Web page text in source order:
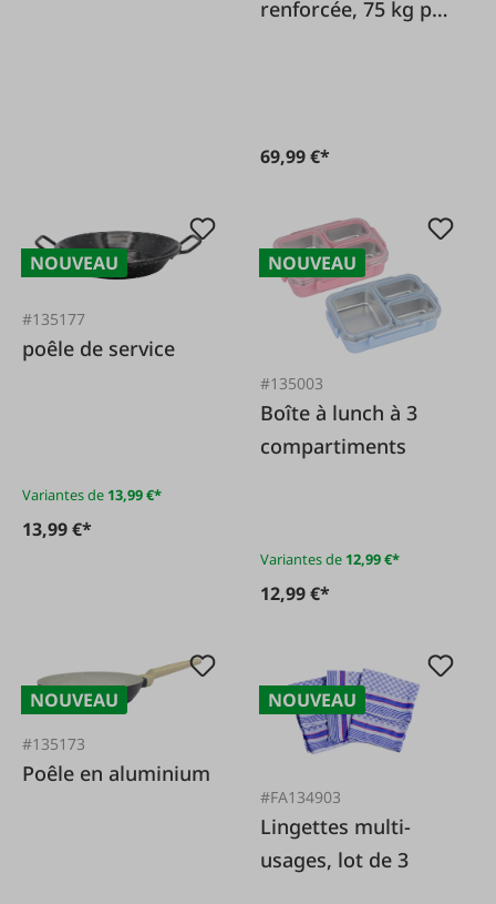
renforcée, 75 kg par
69,99 €*
NOUVEAU
#135177
poêle de service
Variantes de 13,99 €*
13,99 €*
NOUVEAU
#135003
Boîte à lunch à 3
compartiments
Variantes de 12,99 €*
12,99 €*
NOUVEAU
#135173
Poêle en aluminium
NOUVEAU
#FA134903
Lingettes multi-
usages, lot de 3